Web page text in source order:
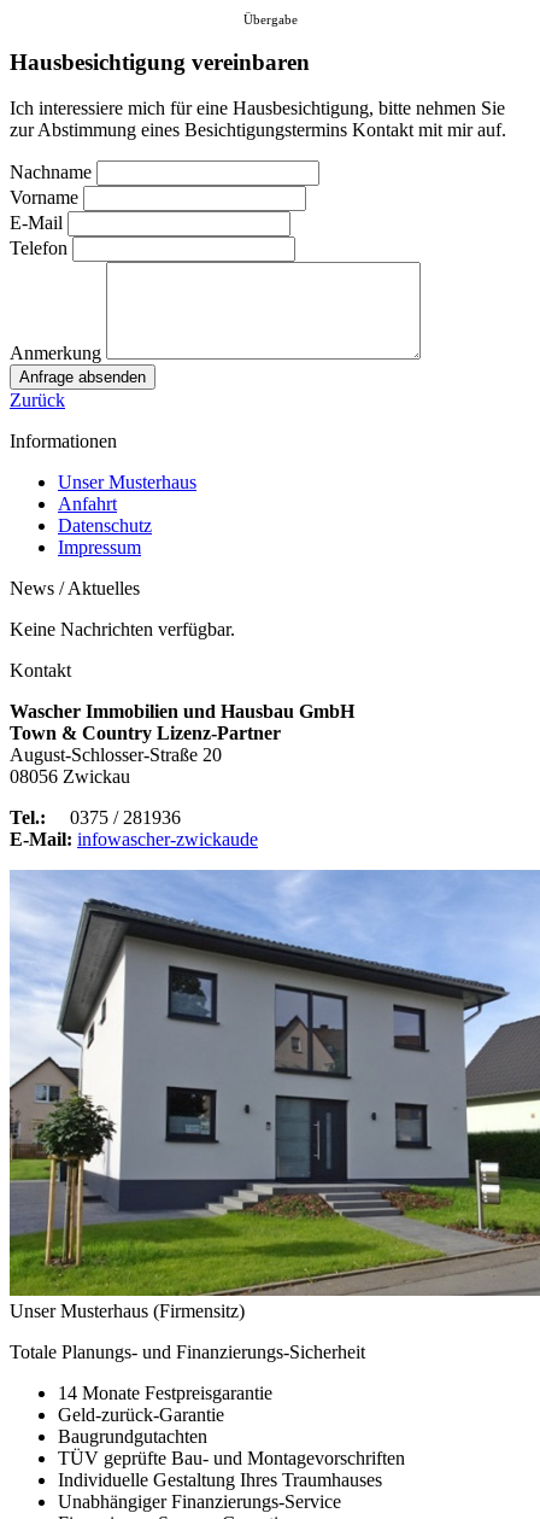
Übergabe
Hausbesichtigung vereinbaren
Ich interessiere mich für eine Hausbesichtigung, bitte nehmen Sie
zur Abstimmung eines Besichtigungstermins Kontakt mit mir auf.
Nachname
Vorname
E-Mail
Telefon
Anmerkung
Zurück
Informationen
Unser Musterhaus
Anfahrt
Datenschutz
Impressum
News / Aktuelles
Keine Nachrichten verfügbar.
Kontakt
Wascher Immobilien und Hausbau GmbH
Town & Country Lizenz-Partner
August-Schlosser-Straße 20
08056 Zwickau
Tel.: 0375 / 281936
E-Mail: infowascher-zwickaude
Unser Musterhaus (Firmensitz)
Totale Planungs- und Finanzierungs-Sicherheit
14 Monate Festpreisgarantie
Geld-zurück-Garantie
Baugrundgutachten
TÜV geprüfte Bau- und Montagevorschriften
Individuelle Gestaltung Ihres Traumhauses
Unabhängiger Finanzierungs-Service